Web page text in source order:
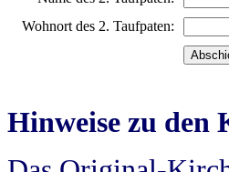
Wohnort des 2. Taufpaten:
Hinweise zu den